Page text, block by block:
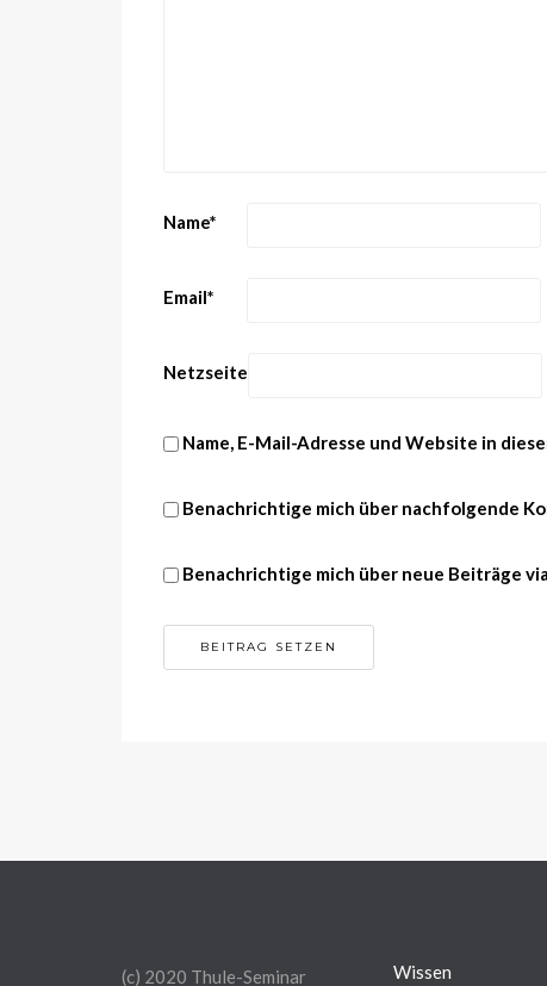
Name*
Email*
Netzseite
Name, E-Mail-Adresse und Website in
Benachrichtige mich über nachfolgende
Benachrichtige mich über neue Beiträge
(c) 2020 Thule-Seminar Wissen